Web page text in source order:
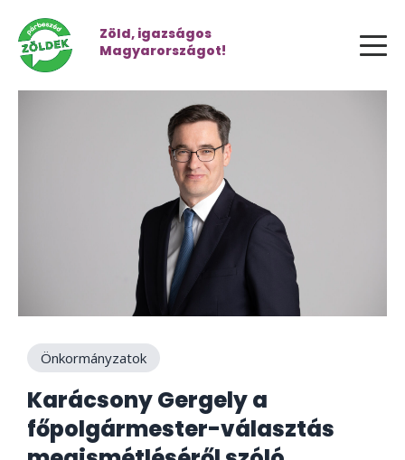
Zöld, igazságos
Magyarországot!
Önkormányzatok
Karácsony Gergely a
főpolgármester-választás